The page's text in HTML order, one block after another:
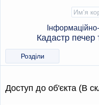
Кадастр печер
Розділи
Доступ до об'єкта (В